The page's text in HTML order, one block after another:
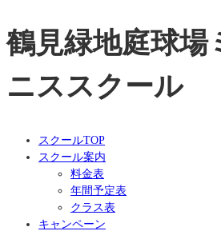
鶴見緑地庭球場
ニススクール
スクールTOP
スクール案内
料金表
年間予定表
クラス表
キャンペーン